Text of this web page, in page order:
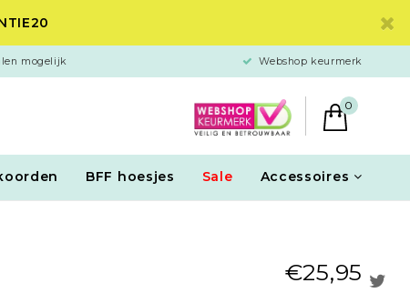
mogelijk Webshop keurmerk
0
BFF hoesjes Sale Accessoires
€25,95